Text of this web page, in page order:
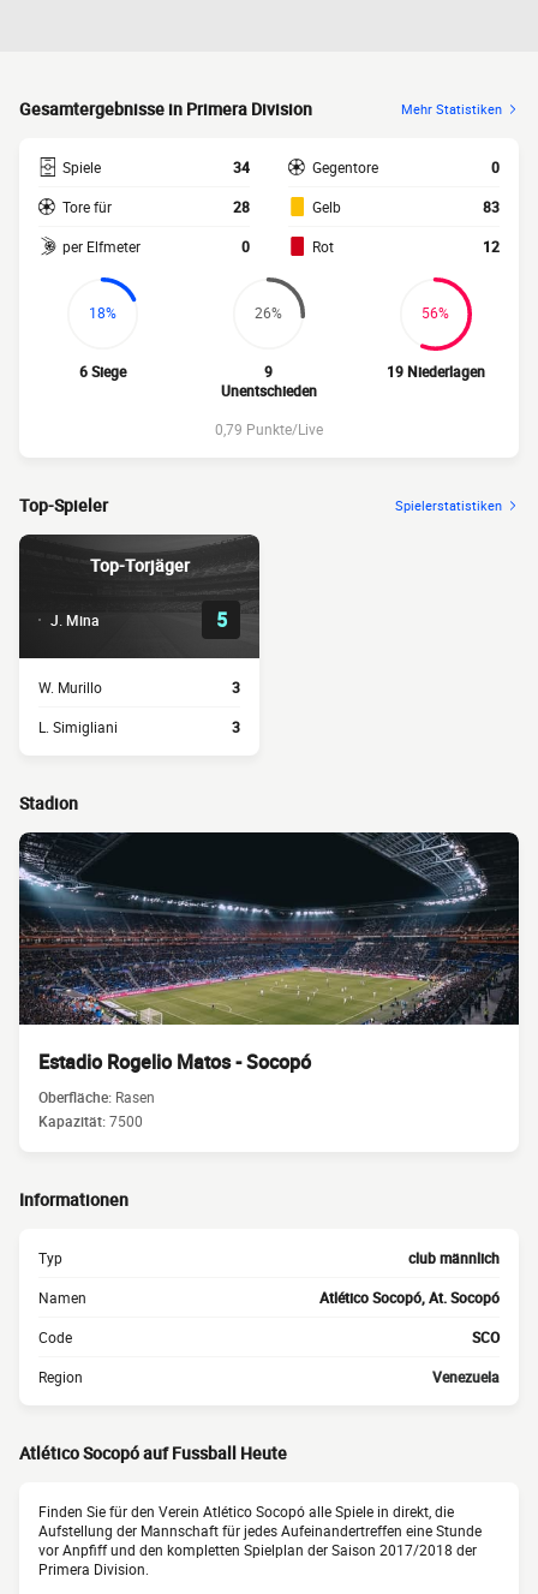
Gesamtergebnisse in Primera Division Mehr Statistiken
Spiele 34
Tore für 28
per Elfmeter 0
Gegentore 0
Gelb 83
Rot 12
18%
6 Siege
26%
9
Unentschieden
56%
19 Niederlagen
0,79 Punkte/Live
Top-Spieler Spielerstatistiken
Top-Torjäger
J. Mina 5
W. Murillo 3
L. Simigliani 3
Stadion
Estadio Rogelio Matos - Socopó
Oberfläche: Rasen
Kapazität:7500
Informationen
Typ club männlich
Namen Atlético Socopó, At. Socopó
Code SCO
Region Venezuela
Atlético Socopó auf Fussball Heute
Finden Sie für den Verein Atlético Socopó alle Spiele in direkt, die
Aufstellung der Mannschaft für jedes Aufeinandertreffen eine Stunde
vor Anpfiff und den kompletten Spielplan der Saison 2017/2018 der
Primera Division.